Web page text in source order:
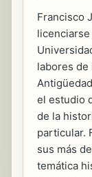
Francisco
labores de
el estudio
de la
particular.
sus más
temática